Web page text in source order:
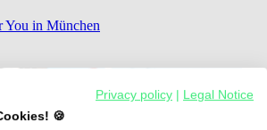
You in München
Privacy policy
Legal Notice
🍪